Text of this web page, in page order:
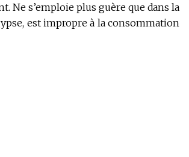
Ne s’emploie plus guère que dans la
est impropre à la consommation